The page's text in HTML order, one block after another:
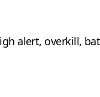
alert, overkill,